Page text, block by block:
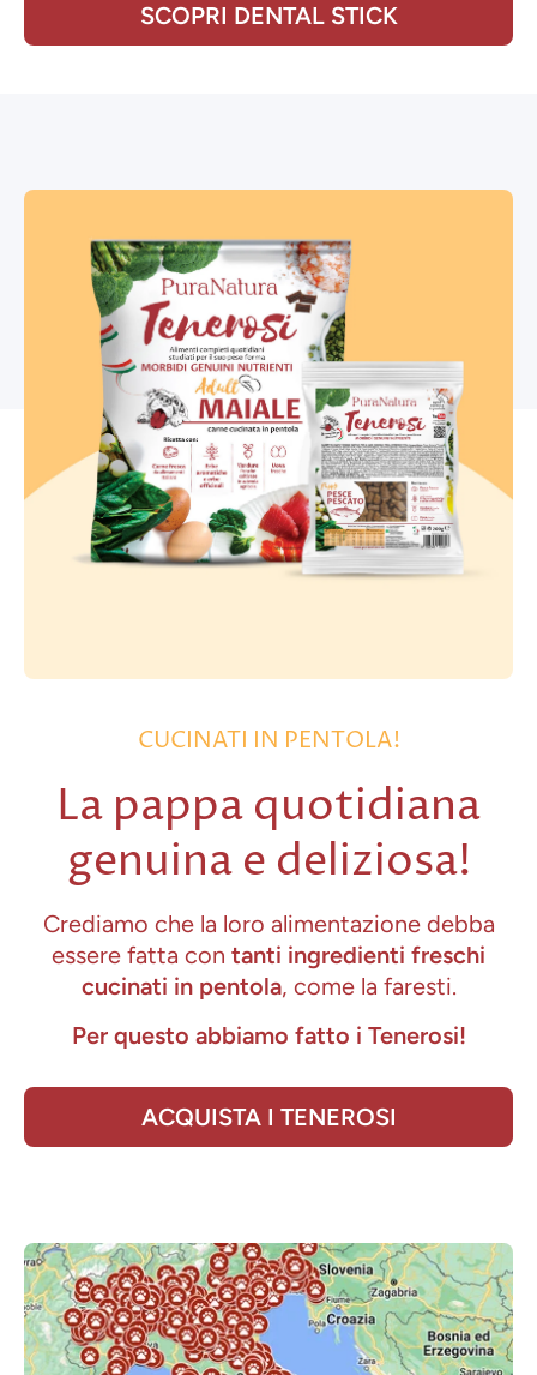
SCOPRI DENTAL STICK
CUCINATI IN PENTOLA!
La pappa quotidiana
genuina e deliziosa!
Crediamo che la loro alimentazione debba
essere fatta con tanti ingredienti freschi
cucinati in pentola, come la faresti.
Per questo abbiamo fatto i Tenerosi!
ACQUISTA I TENEROSI